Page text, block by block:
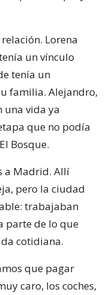
Lorena
un vínculo
tenía un
familia. Alejandro,
una vida ya
que no podía
Bosque.
a Madrid. Allí
pero la ciudad
trabajaban
parte de lo que
cotidiana.
que pagar
caro, los coches,